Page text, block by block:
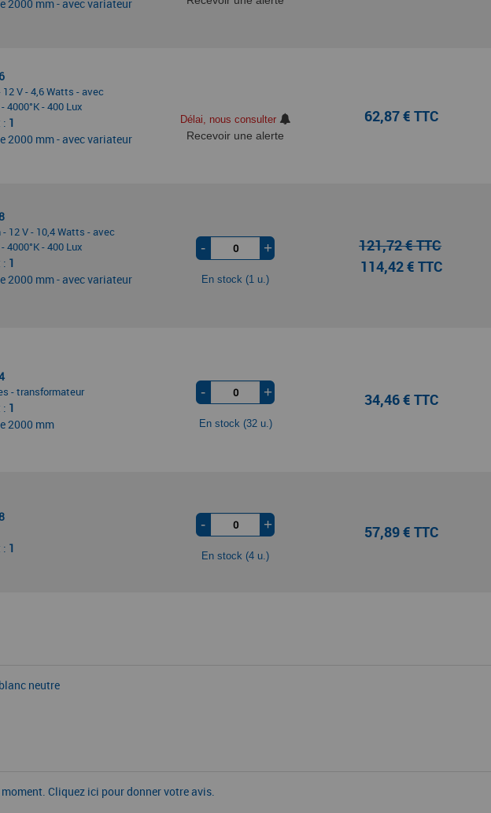
2000 mm - avec variateur
V - 4,6 Watts - avec
- 400 Lux
: 1
2000 mm - avec variateur
Délai, nous consulter
Recevoir une alerte
62,87 € TTC
12 V - 10,4 Watts - avec
- 400 Lux
: 1
2000 mm - avec variateur
- +
En stock (1 u.)
121,72 € TTC
114,42 € TTC
- transformateur
: 1
2000 mm
- +
En stock (32 u.)
34,46 € TTC
: 1
- +
En stock (4 u.)
57,89 € TTC
neutre
Cliquez ici pour donner votre avis.